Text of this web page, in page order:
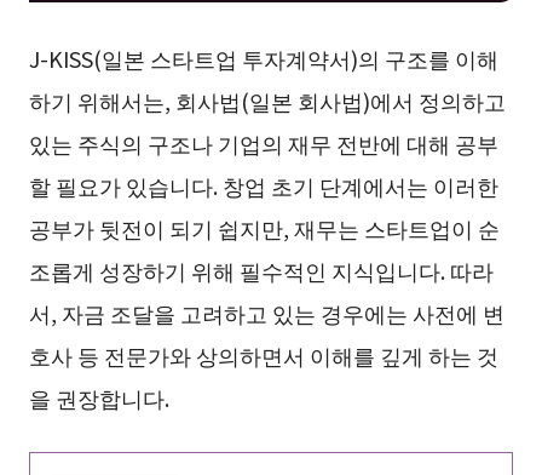
J-KISS(일본 스타트업 투자계약서)의 구조를 이해
하기 위해서는, 회사법(일본 회사법)에서 정의하고
있는 주식의 구조나 기업의 재무 전반에 대해 공부
할 필요가 있습니다. 창업 초기 단계에서는 이러한
공부가 뒷전이 되기 쉽지만, 재무는 스타트업이 순
조롭게 성장하기 위해 필수적인 지식입니다. 따라
서, 자금 조달을 고려하고 있는 경우에는 사전에 변
호사 등 전문가와 상의하면서 이해를 깊게 하는 것
을 권장합니다.